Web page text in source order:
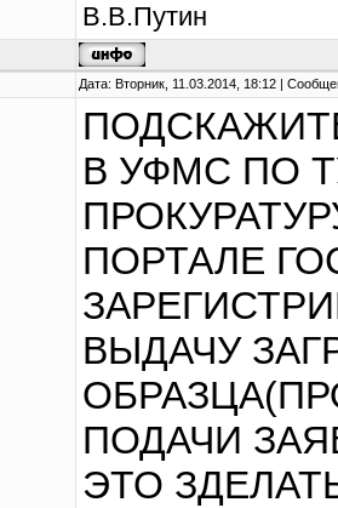
В.В.Путин
Дата: Вторник, 11.03.2014, 18:12 |
В УФМС ПО
ПОРТАЛЕ
ВЫДАЧУ
ПОДАЧИ
ЭТО